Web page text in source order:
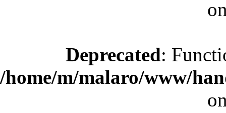
Deprecated:
/home/m/malaro/www/